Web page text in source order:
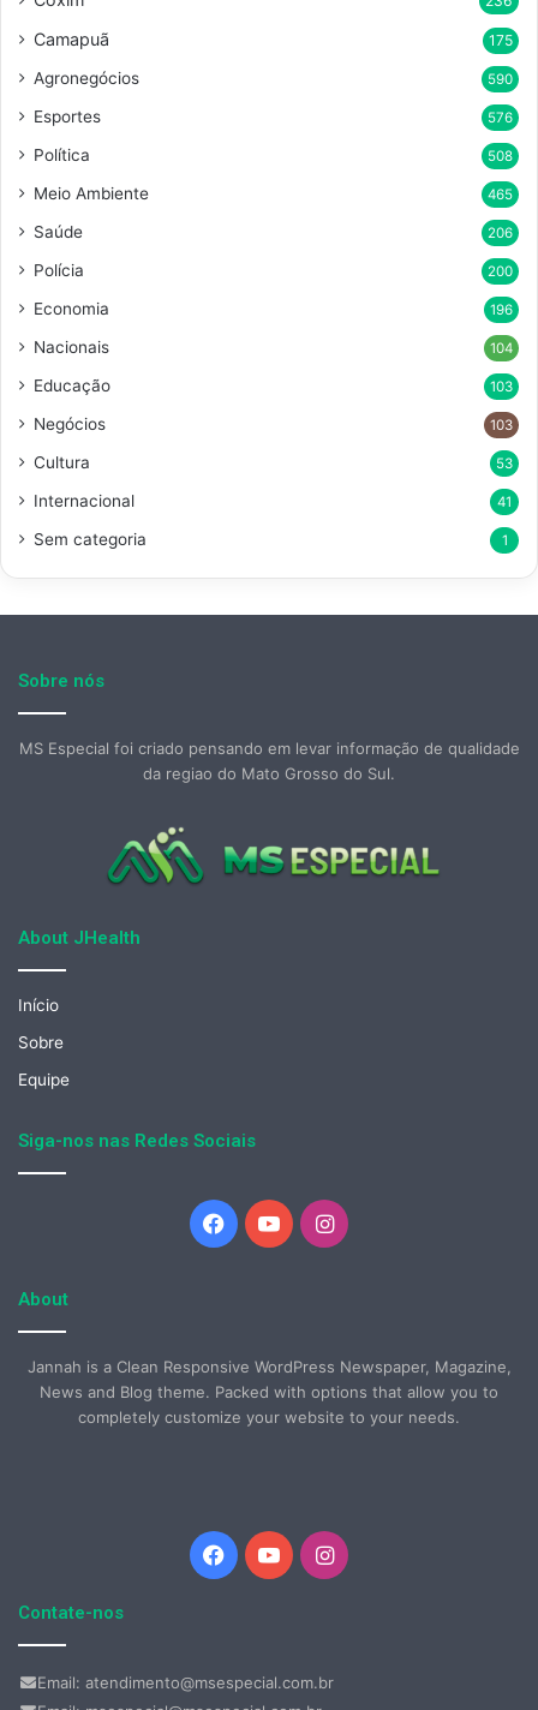
Camapuã 175
Agronegócios 590
Esportes 576
Política 508
Meio Ambiente 465
Saúde 206
Polícia 200
Economia 196
Nacionais 104
Educação 103
Negócios 103
Cultura 53
Internacional 41
Sem categoria 1
Sobre nós
MS Especial foi criado pensando em levar informação de qualidade
da regiao do Mato Grosso do Sul.
About JHealth
Início
Sobre
Equipe
Siga-nos nas Redes Sociais
Facebook
YouTubeInstagram
About
Jannah is a Clean Responsive WordPress Newspaper, Magazine,
News and Blog theme. Packed with options that allow you to
completely customize your website to your needs.
Facebook
YouTubeInstagram
Contate-nos
Email: atendimento@msespecial.com.br